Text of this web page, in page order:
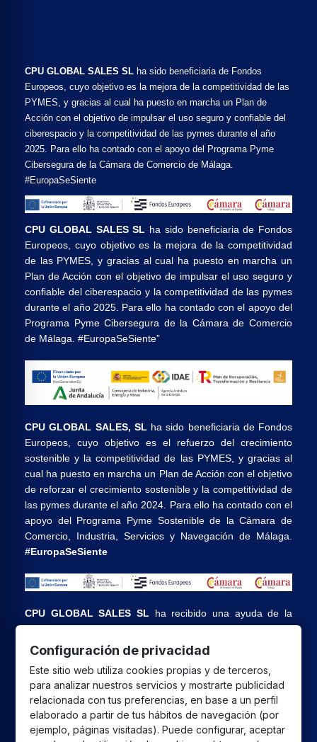
CPU GLOBAL SALES SL ha sido beneficiaria de Fondos
Europeos, cuyo objetivo es la mejora de la competitividad de las
PYMES, y gracias al cual ha puesto en marcha un Plan de
Acción con el objetivo de impulsar el uso seguro y confiable del
ciberespacio y la competitividad de las pymes durante el año
2025. Para ello ha contado con el apoyo del Programa Pyme
Cibersegura de la Cámara de Comercio de Málaga.
#EuropaSeSiente
CPU GLOBAL SALES SL ha sido beneficiaria de Fondos
Europeos, cuyo objetivo es la mejora de la competitividad
de las PYMES, y gracias al cual ha puesto en marcha un
Plan de Acción con el objetivo de impulsar el uso seguro y
confiable del ciberespacio y la competitividad de las pymes
durante el año 2025. Para ello ha contado con el apoyo del
Programa Pyme Cibersegura de la Cámara de Comercio
de Málaga. #EuropaSeSiente”
CPU GLOBAL SALES, SL ha sido beneficiaria de Fondos
Europeos, cuyo objetivo es el refuerzo del crecimiento
sostenible y la competitividad de las PYMES, y gracias al
cual ha puesto en marcha un Plan de Acción con el objetivo
de reforzar el crecimiento sostenible y la competitividad de
las pymes durante el año 2024. Para ello ha contado con el
apoyo del Programa Pyme Sostenible de la Cámara de
Comercio, Industria, Servicios y Navegación de Málaga.
#EuropaSeSiente
CPU GLOBAL SALES SL ha recibido una ayuda de la
Unión Europea con cargo al Programa FEDER Andalucía
2021-2027 destinada a mejorar la competitividad y la
digitalización del sector comercial y artesano en Andalucía,
cuyo objetivo principal es la realización de proyectos para
el fomento del crecimiento y consolidación de pymes
comerciales y artesanas.
Configuración de privacidad
Este sitio web utiliza cookies propias y de terceros,
para analizar nuestros servicios y mostrarte publicidad
relacionada con tus preferencias, en base a un perfil
elaborado a partir de tus hábitos de navegación (por
ejemplo, páginas visitadas). Puede configurar, aceptar